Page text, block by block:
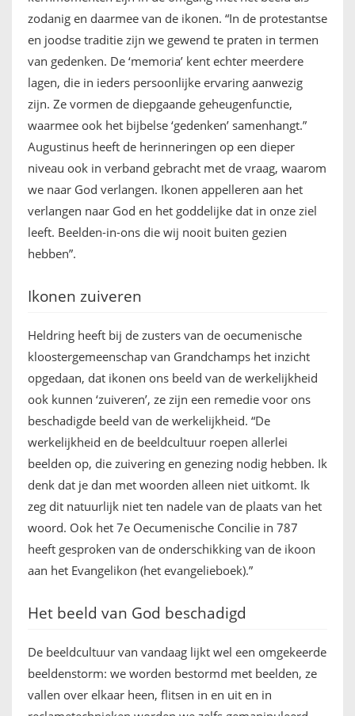
zodanig en daarmee van de ikonen. “In de protestantse
en joodse traditie zijn we gewend te praten in termen
van gedenken. De ‘memoria’ kent echter meerdere
lagen, die in ieders persoonlijke ervaring aanwezig
zijn. Ze vormen de diepgaande geheugenfunctie,
waarmee ook het bijbelse ‘gedenken’ samenhangt.”
Augustinus heeft de herinneringen op een dieper
niveau ook in verband gebracht met de vraag, waarom
we naar God verlangen. Ikonen appelleren aan het
verlangen naar God en het goddelijke dat in onze ziel
leeft. Beelden-in-ons die wij nooit buiten gezien
hebben”.
Ikonen zuiveren
Heldring heeft bij de zusters van de oecumenische
kloostergemeenschap van Grandchamps het inzicht
opgedaan, dat ikonen ons beeld van de werkelijkheid
ook kunnen ‘zuiveren’, ze zijn een remedie voor ons
beschadigde beeld van de werkelijkheid. “De
werkelijkheid en de beeldcultuur roepen allerlei
beelden op, die zuivering en genezing nodig hebben. Ik
denk dat je dan met woorden alleen niet uitkomt. Ik
zeg dit natuurlijk niet ten nadele van de plaats van het
woord. Ook het 7e Oecumenische Concilie in 787
heeft gesproken van de onderschikking van de ikoon
aan het Evangelikon (het evangelieboek).”
Het beeld van God beschadigd
De beeldcultuur van vandaag lijkt wel een omgekeerde
beeldenstorm: we worden bestormd met beelden, ze
vallen over elkaar heen, flitsen in en uit en in